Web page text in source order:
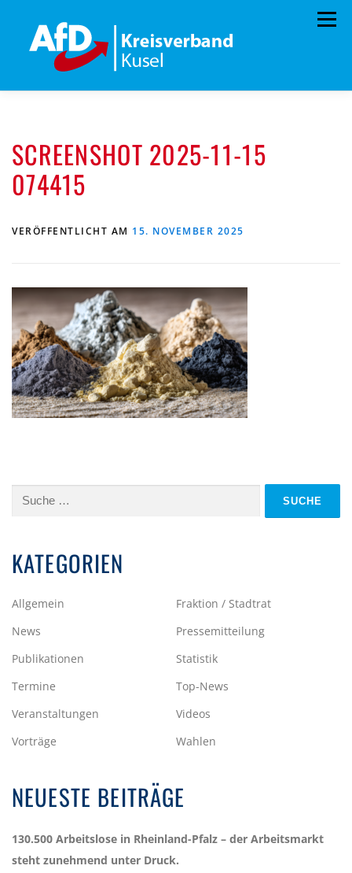
springen
Menü
PROGRAMM KONTAKT
MITGLIED WERDEN
SCREENSHOT 2025-11-15
074415
VERÖFFENTLICHT AM 15. NOVEMBER 2025
Suche
KATEGORIEN
Allgemein
Fraktion / Stadtrat
News
Pressemitteilung
Publikationen
Statistik
Termine
Top-News
Veranstaltungen
Videos
Vorträge
Wahlen
NEUESTE BEITRÄGE
130.500 Arbeitslose in Rheinland-Pfalz – der Arbeitsmarkt
steht zunehmend unter Druck.